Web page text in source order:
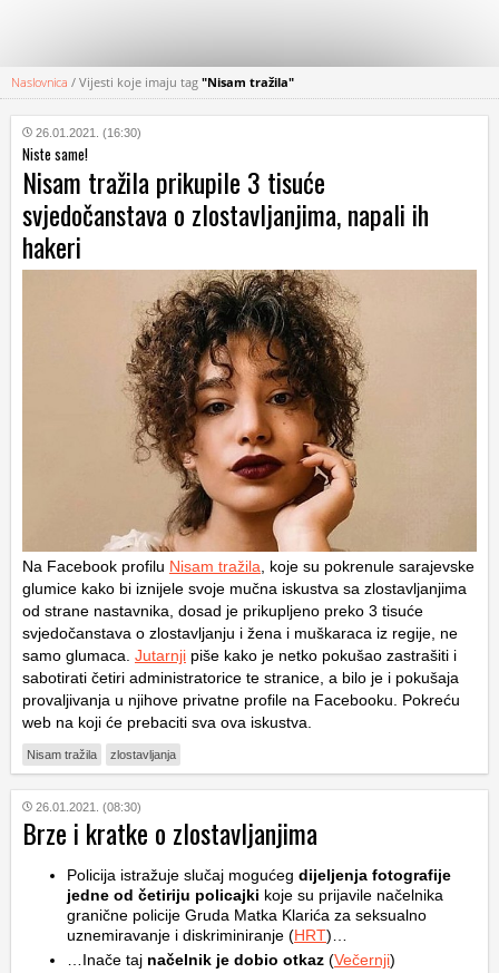
KATEGORIJE
HRVATSKI
WEB
Naslovnica / Vijesti koje imaju tag "Nisam tražila"
26.01.2021. (16:30)
Niste same!
Nisam tražila prikupile 3 tisuće
svjedočanstava o zlostavljanjima, napali ih
hakeri
Na Facebook profilu Nisam tražila , koje su pokrenule sarajevske
glumice kako bi iznijele svoje mučna iskustva sa zlostavljanjima
od strane nastavnika, dosad je prikupljeno preko 3 tisuće
svjedočanstava o zlostavljanju i žena i muškaraca iz regije, ne
samo glumaca. Jutarnji piše kako je netko pokušao zastrašiti i
sabotirati četiri administratorice te stranice, a bilo je i pokušaja
provaljivanja u njihove privatne profile na Facebooku. Pokreću
web na koji će prebaciti sva ova iskustva.
Nisam tražila zlostavljanja
26.01.2021. (08:30)
Brze i kratke o zlostavljanjima
Policija istražuje slučaj mogućeg dijeljenja fotografije
jedne od četiriju policajki koje su prijavile načelnika
granične policije Gruda Matka Klarića za seksualno
uznemiravanje i diskriminiranje (HRT)…
…Inače taj načelnik je dobio otkaz (Večernji)